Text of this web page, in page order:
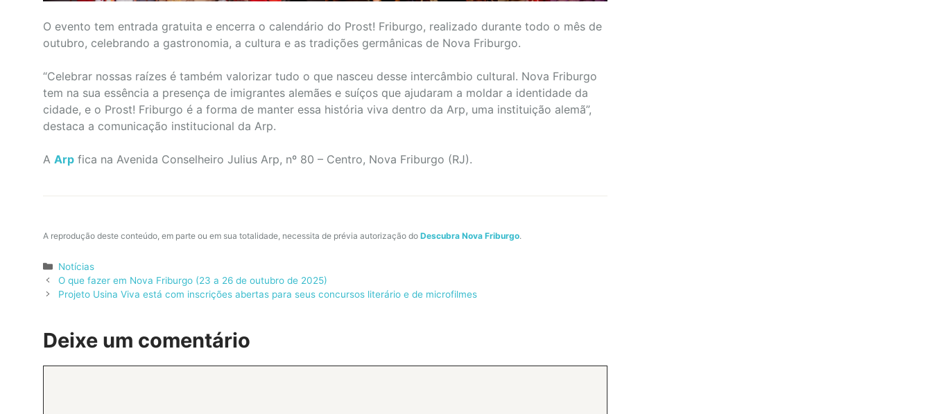
O evento tem entrada gratuita e encerra o calendário do Prost! Friburgo, realizado durante todo o mês de
outubro, celebrando a gastronomia, a cultura e as tradições germânicas de Nova Friburgo.
“Celebrar nossas raízes é também valorizar tudo o que nasceu desse intercâmbio cultural. Nova Friburgo
tem na sua essência a presença de imigrantes alemães e suíços que ajudaram a moldar a identidade da
cidade, e o Prost! Friburgo é a forma de manter essa história viva dentro da Arp, uma instituição alemã”,
destaca a comunicação institucional da Arp.
A Arp fica na Avenida Conselheiro Julius Arp, nº 80 – Centro, Nova Friburgo (RJ).
A reprodução deste conteúdo, em parte ou em sua totalidade, necessita de prévia autorização do Descubra Nova Friburgo.
Categorias
Notícias
O que fazer em Nova Friburgo (23 a 26 de outubro de 2025)
Projeto Usina Viva está com inscrições abertas para seus concursos literário e de microfilmes
Deixe um comentário